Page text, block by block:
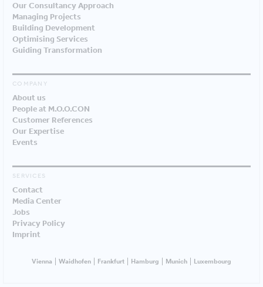
Our Consultancy Approach
Managing Projects
Building Development
Optimising Services
Guiding Transformation
COMPANY
About us
People at M.O.O.CON
Customer References
Our Expertise
Events
SERVICES
Contact
Media Center
Jobs
Privacy Policy
Imprint
Vienna Waidhofen Frankfurt Hamburg Munich Luxembourg